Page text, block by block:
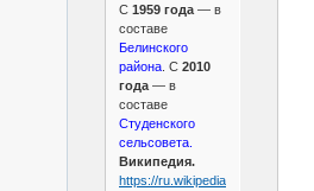
С 1959 года— в
составе
Белинского
района. С 2010
года— в
составе
Студенского
сельсовета.
Википедия.
https://ru.wikipedia.org/wiki/